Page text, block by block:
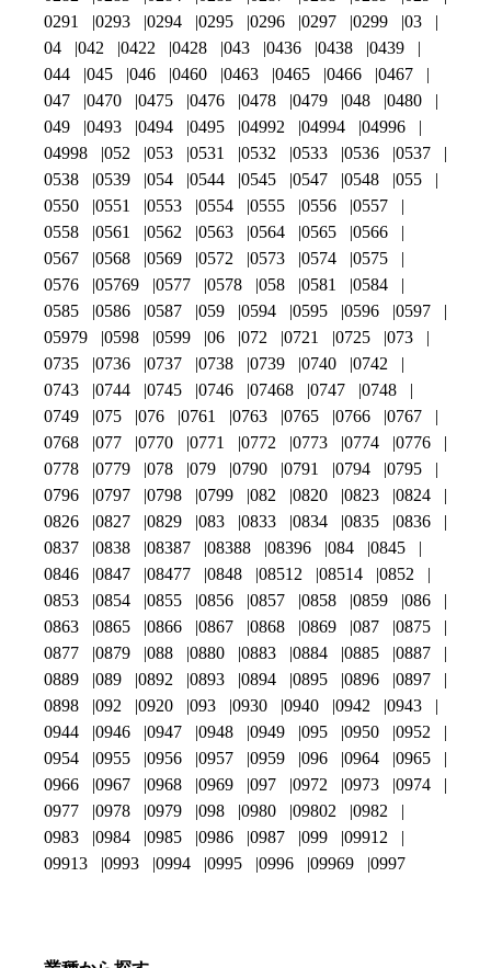
0291
0293 0294 0295 0296 0297 0299
03
04
042 0422 0428 043 0436 0438
0439
044
045 046 0460 0463 0465 0466
0467
047
0470 0475 0476 0478 0479 048
0480
049
0493 0494 0495 04992 04994
04996
04998
052 053 0531 0532 0533 0536
0537
0538
0539 054 0544 0545 0547 0548
055
0550
0551 0553 0554 0555 0556
0557
0558
0561 0562 0563 0564 0565
0566
0567
0568 0569 0572 0573 0574
0575
0576
05769 0577 0578 058 0581
0584
0585
0586 0587 059 0594 0595 0596
0597
05979
0598 0599 06 072 0721 0725
073
0735
0736 0737 0738 0739 0740
0742
0743
0744 0745 0746 07468 0747
0748
0749
075 076 0761 0763 0765 0766
0767
0768
077 0770 0771 0772 0773 0774
0776
0778
0779 078 079 0790 0791 0794
0795
0796
0797 0798 0799 082 0820 0823
0824
0826
0827 0829 083 0833 0834 0835
0836
0837
0838 08387 08388 08396 084
0845
0846
0847 08477 0848 08512 08514
0852
0853
0854 0855 0856 0857 0858 0859
086
0863
0865 0866 0867 0868 0869 087
0875
0877
0879 088 0880 0883 0884 0885
0887
0889
089 0892 0893 0894 0895 0896
0897
0898
092 0920 093 0930 0940 0942
0943
0944
0946 0947 0948 0949 095 0950
0952
0954
0955 0956 0957 0959 096 0964
0965
0966
0967 0968 0969 097 0972 0973
0974
0977
0978 0979 098 0980 09802
0982
0983
0984 0985 0986 0987 099
09912
09913
0993 0994 0995 0996 09969 0997